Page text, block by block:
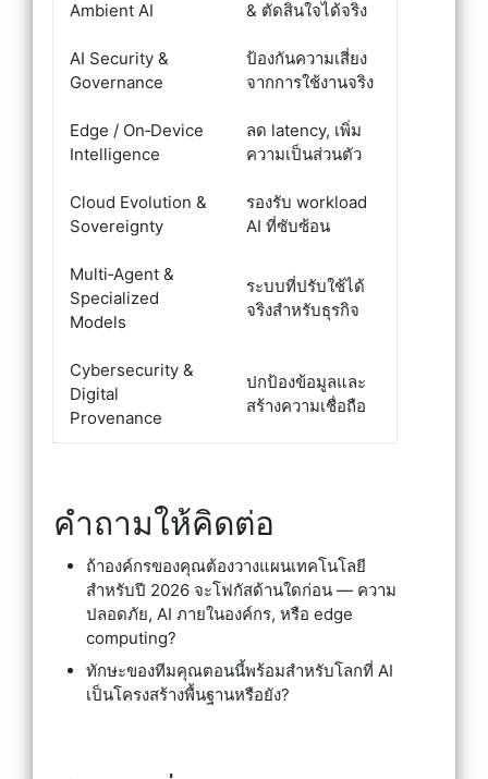
Ambient AI
& ตัดสินใจได้จริง
AI Security &
Governance
ป้องกันความเสี่ยง
จากการใช้งานจริง
Edge / On‑Device
Intelligence
ลด latency, เพิ่ม
ความเป็นส่วนตัว
Cloud Evolution &
Sovereignty
รองรับ workload
AI ที่ซับซ้อน
Multi‑Agent &
Specialized
Models
ระบบที่ปรับใช้ได้
จริงสำหรับธุรกิจ
Cybersecurity &
Digital
Provenance
ปกป้องข้อมูลและ
สร้างความเชื่อถือ
คำถามให้คิดต่อ
ถ้าองค์กรของคุณต้องวางแผนเทคโนโลยี
สำหรับปี 2026 จะโฟกัสด้านใดก่อน — ความ
ปลอดภัย, AI ภายในองค์กร, หรือ edge
computing?
ทักษะของทีมคุณตอนนี้พร้อมสำหรับโลกที่ AI
เป็นโครงสร้างพื้นฐานหรือยัง?